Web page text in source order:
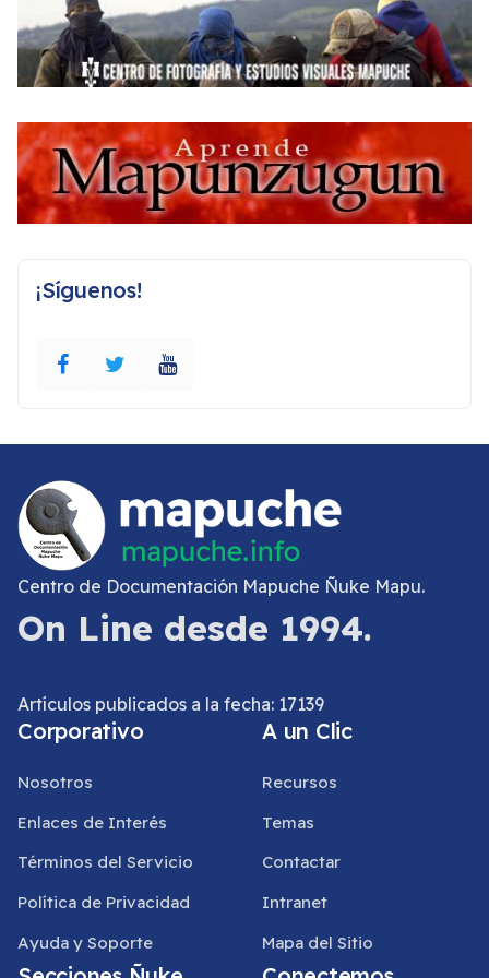
¡Síguenos!
Centro de Documentación Mapuche Ñuke Mapu.
On Line desde 1994.
Artículos publicados a la fecha: 17139
Corporativo
Nosotros
Enlaces de Interés
Términos del Servicio
Política de Privacidad
Ayuda y Soporte
A un Clic
Recursos
Temas
Contactar
Intranet
Mapa del Sitio